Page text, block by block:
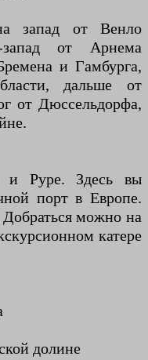
запад от Венло
запад от Арнема
и Гамбурга,
дальше от
от Дюссельдорфа,
и Руре. Здесь вы
порт в Европе.
можно на
катере
долине